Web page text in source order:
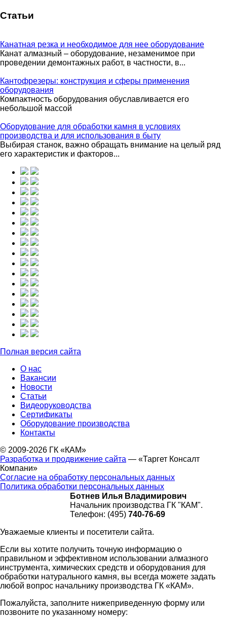
Статьи
Канатная резка и необходимое для нее оборудование
Канат алмазный – оборудование, незаменимое при
проведении демонтажных работ, в частности, в...
Кантофрезеры: конструкция и сферы применения
оборудования
Компактность оборудования обуславливается его
небольшой массой
Оборудование для обработки камня в условиях
производства и для использования в быту
Выбирая станок, важно обращать внимание на целый ряд
его характеристик и факторов...
Полная версия сайта
О нас
Вакансии
Новости
Статьи
Видеоруководства
Сертификаты
Оборудование производства
Контакты
© 2009-2026 ГК «КАМ»
Разработка и продвижение сайта — «Таргет Консалт
Компани»
Согласие на обработку персональных данных
Политика обработки персональных данных
Ботнев Илья Владимирович
Начальник производства ГК "КАМ".
Телефон: (495) 740-76-69
Уважаемые клиенты и посетители сайта.
Если вы хотите получить точную информацию о
правильном и эффективном использовании алмазного
инструмента, химических средств и оборудования для
обработки натурального камня, вы всегда можете задать
любой вопрос начальнику производства ГК «КАМ».
Пожалуйста, заполните нижеприведенную форму или
позвоните по указанному номеру: